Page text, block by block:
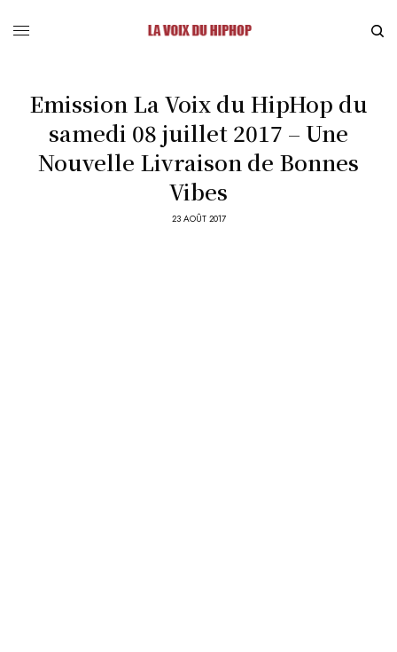
Emission La Voix du HipHop du
samedi 08 juillet 2017 – Une
Nouvelle Livraison de Bonnes
Vibes
23 AOÛT 2017